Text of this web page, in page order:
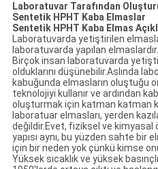
Laboratuvar Tarafından
Sentetik HPHT Kaba Elmaslar
Sentetik HPHT Kaba Elmas
Laboratuvarda yetiştirilen
laboratuvarda yapılan elmaslardır.
Birçok insan laboratuvarda
olduklarını düşünebilir.Aslında
kabuğunda elmasların oluştuğu
teknolojiyi kullanır ve ardından
oluşturmak için katman katman
laboratuar elmasları, yerden
değildir.Evet, fiziksel ve kimyasal
yapısı aynı, bu yüzden sahte bir
için bir neden yok çünkü kimse
Yüksek sıcaklık ve yüksek